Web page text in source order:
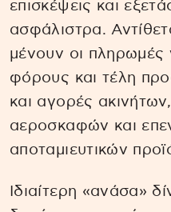
επισκέψεις και
ασφάλιστρα.
μένουν οι πληρωμές
φόρους και τέλη
και αγορές
αεροσκαφών και
αποταμιευτικών
Ιδιαίτερη «ανάσα»